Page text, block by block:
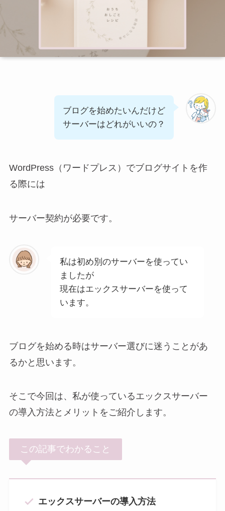
ブログを始めたいんだけど
サーバーはどれがいいの？
WordPress（ワードプレス）でブログサイトを作
る際には
サーバー契約が必要です。
私は初め別のサーバーを使ってい
ましたが
現在はエックスサーバーを使って
います。
ブログを始める時はサーバー選びに迷うことがあ
るかと思います。
そこで今回は、私が使っているエックスサーバー
の導入方法とメリットをご紹介します。
この記事でわかること
エックスサーバーの導入方法